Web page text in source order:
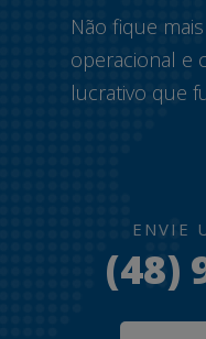
Não fique
operacional e
lucrativo que
ENVIE
(48)